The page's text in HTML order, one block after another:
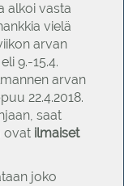
alkoi vasta
vielä
arvan
9.-15.4.
arvan
22.4.2018.
saat
ovat ilmaiset
joko